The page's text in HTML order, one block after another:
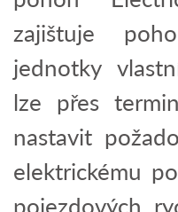
zajištuje
jednotky
lze přes
nastavit
elektrickému
pojezdových